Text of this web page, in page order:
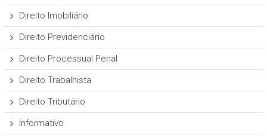
Direito Imobiliário
Direito Previdenciário
Direito Processual Penal
Direito Trabalhista
Direito Tributário
Informativo